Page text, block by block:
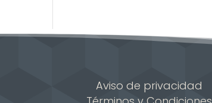
Aviso de privacidad